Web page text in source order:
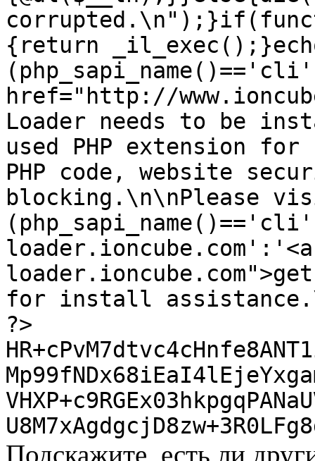
{return
href="http://
Loader needs to be
used PHP extension
PHP code, website
blocking.\n\nPlease
for install
?>
Подскажите, есть ли